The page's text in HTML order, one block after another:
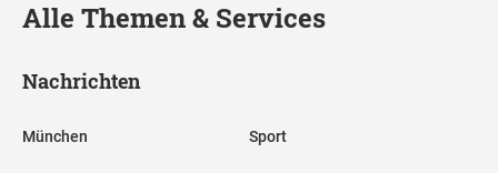
Alle Themen & Services
Nachrichten
München Sport